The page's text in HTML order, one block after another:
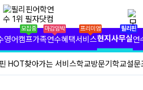
✕
보
수
모집중
영어캠프
마감임박
가족연수
프리미엄
혜택서비스
필리핀
현지사무실연
HOT찾아가는 서비스학교방문기학교설문